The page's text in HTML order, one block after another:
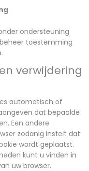
ondersteuning
toestemming
verwijdering
automatisch of
dat bepaalde
Een andere
zodanig instelt dat
wordt geplaatst.
kunt u vinden in
uw browser.